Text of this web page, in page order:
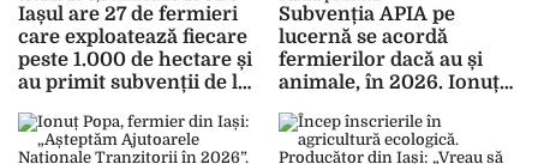
Iașul are 27 de fermieri
care exploatează fiecare
peste 1.000 de hectare și
au primit subvenții de la
6,5 milioane de euro
Subvenția APIA pe
lucernă se acordă
fermierilor dacă au și
animale, în 2026. Ionuț
„Sperăm să crească
suma primită”